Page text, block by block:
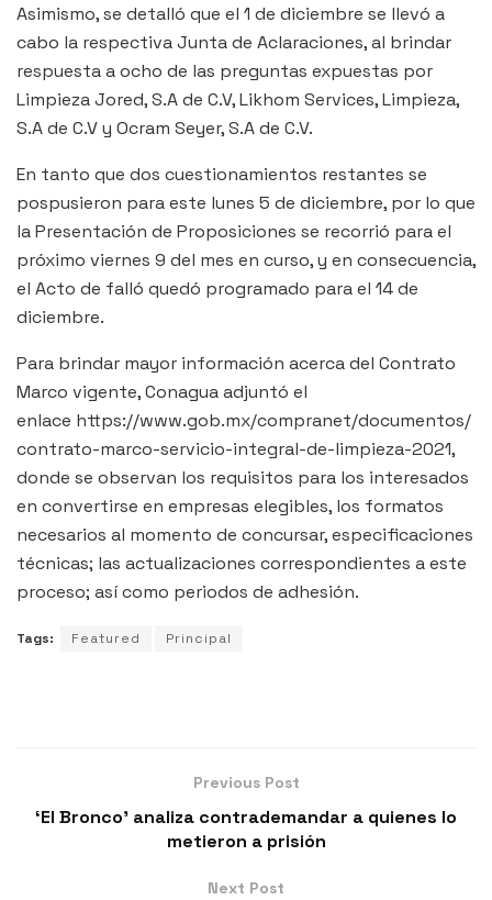
Asimismo, se detalló que el 1 de diciembre se llevó a
cabo la respectiva Junta de Aclaraciones, al brindar
respuesta a ocho de las preguntas expuestas por
Limpieza Jored, S.A de C.V, Likhom Services, Limpieza,
S.A de C.V y Ocram Seyer, S.A de C.V.
En tanto que dos cuestionamientos restantes se
pospusieron para este lunes 5 de diciembre, por lo que
la Presentación de Proposiciones se recorrió para el
próximo viernes 9 del mes en curso, y en consecuencia,
el Acto de falló quedó programado para el 14 de
diciembre.
Para brindar mayor información acerca del Contrato
Marco vigente, Conagua adjuntó el
enlace https://www.gob.mx/compranet/documentos/
contrato-marco-servicio-integral-de-limpieza-2021,
donde se observan los requisitos para los interesados
en convertirse en empresas elegibles, los formatos
necesarios al momento de concursar, especificaciones
técnicas; las actualizaciones correspondientes a este
proceso; así como periodos de adhesión.
Tags: Featured Principal
Previous Post
‘El Bronco’ analiza contrademandar a quienes lo
metieron a prisión
Next Post